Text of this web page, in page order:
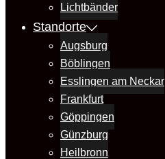
Lichtbänder
Standorte
Augsburg
Böblingen
Esslingen am Neckar
Frankfurt
Göppingen
Günzburg
Heilbronn